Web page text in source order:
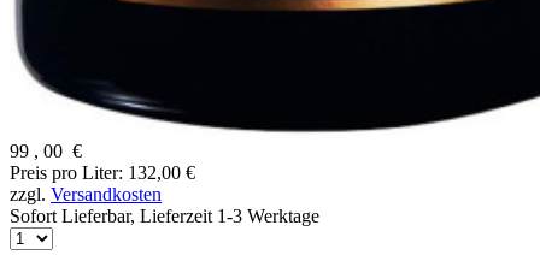
99 , 00 €
Preis pro Liter: 132,00 €
zzgl. Versandkosten
Sofort Lieferbar, Lieferzeit 1-3 Werktage